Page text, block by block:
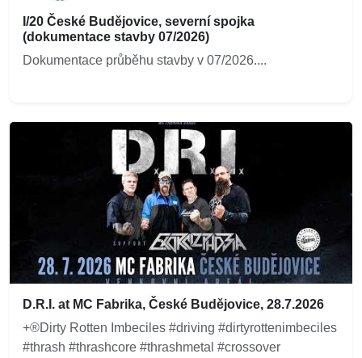
I/20 České Budějovice, severní spojka
(dokumentace stavby 07/2026)
Dokumentace průběhu stavby v 07/2026....
D.R.I. at MC Fabrika, České Budějovice, 28.7.2026
+®Dirty Rotten Imbeciles #driving #dirtyrottenimbeciles
#thrash #thrashcore #thrashmetal #crossover